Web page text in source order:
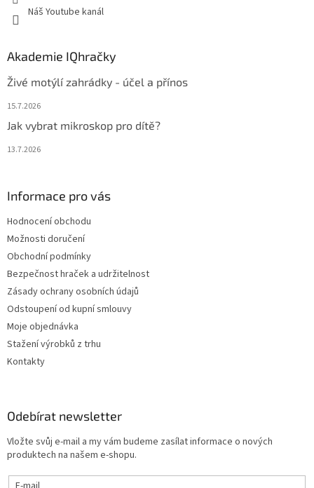
Náš Youtube kanál
Akademie IQhračky
Živé motýlí zahrádky - účel a přínos
15.7.2026
Jak vybrat mikroskop pro dítě?
13.7.2026
Informace pro vás
Hodnocení obchodu
Možnosti doručení
Obchodní podmínky
Bezpečnost hraček a udržitelnost
Zásady ochrany osobních údajů
Odstoupení od kupní smlouvy
Moje objednávka
Stažení výrobků z trhu
Kontakty
Odebírat newsletter
Vložte svůj e-mail a my vám budeme zasílat informace o nových
produktech na našem e-shopu.